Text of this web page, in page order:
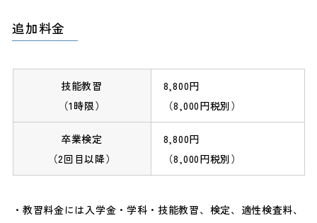
追加料金
技能教習
（1時限）
8,800円
（8,000円税別）
卒業検定
（2回目以降）
8,800円
（8,000円税別）
教習料金には入学金・学科・技能教習、検定、適性検査料、